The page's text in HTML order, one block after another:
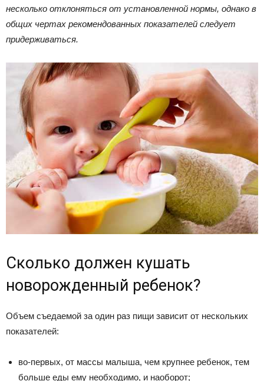
несколько отклоняться от установленной нормы, однако в
общих чертах рекомендованных показателей следует
придерживаться.
Сколько должен кушать
новорожденный ребенок?
Объем съедаемой за один раз пищи зависит от нескольких
показателей:
во-первых, от массы малыша, чем крупнее ребенок, тем
больше еды ему необходимо, и наоборот;